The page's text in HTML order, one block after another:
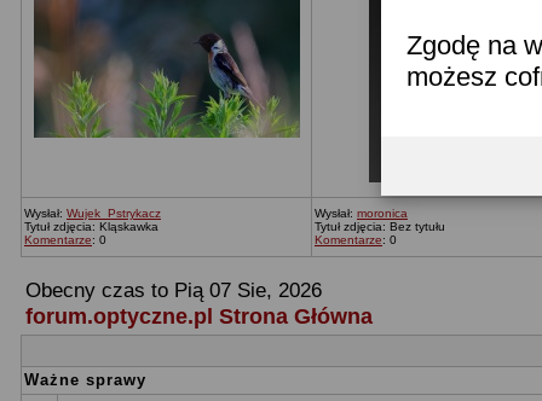
Zgodę na
możesz
Wysłał: Wujek_Pstrykacz
Tytuł zdjęcia: Kląskawka
Komentarze: 0
Wysłał: moronica
Tytuł zdjęcia: Bez tytułu
Komentarze: 0
Obecny czas to Pią 07 Sie, 2026
forum.optyczne.pl Strona Główna
Ważne sprawy